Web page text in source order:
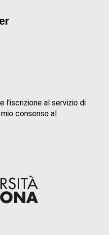
l’iscrizione al servizio di
consenso al